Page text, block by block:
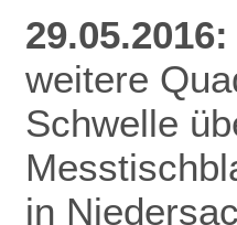
29.05.2016:
weitere
Schwelle
in